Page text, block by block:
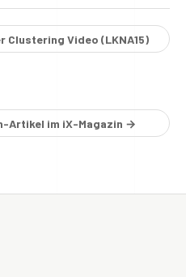
Clustering Video (LKNA15)
Artikel im iX-Magazin →